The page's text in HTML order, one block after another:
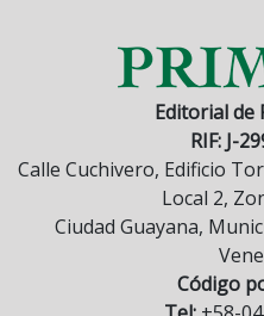
Editorial de
RIF: J-
Calle Cuchivero, Edificio
Local 2,
Ciudad Guayana,
Código